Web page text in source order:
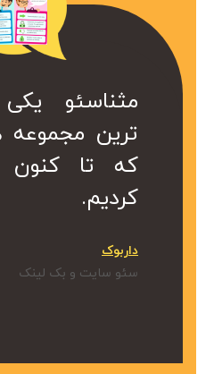
مثناسئو
ترین
که تا کنون
کردیم.
داربوک
سئو سایت و بک لینک
مجموعه در
هست.
کمتر از یک
ارزشمند
کا سال ها
از خدمات
استفاده
از متعهد
هایی هست
باهاش کار